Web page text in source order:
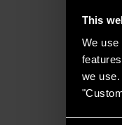
This
We
we